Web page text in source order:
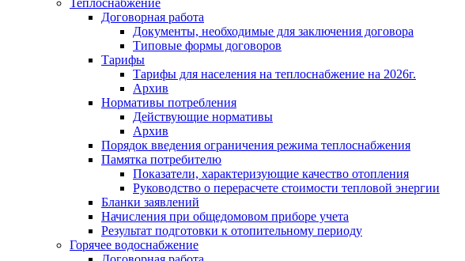
Теплоснабжение
Договорная работа
Документы, необходимые для заключения договора
Типовые формы договоров
Тарифы
Тарифы для населения на теплоснабжение на 2026г.
Архив
Нормативы потребления
Действующие нормативы
Архив
Порядок введения ограничения режима теплоснабжения
Памятка потребителю
Показатели, характеризующие качество отопления
Руководство о перерасчете стоимости тепловой энергии
Бланки заявлений
Начисления при общедомовом приборе учета
Результат подготовки к отопительному периоду
Горячее водоснабжение